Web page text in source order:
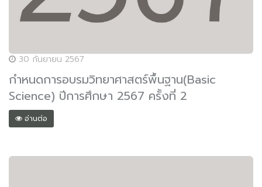
30 กันยายน 2567
กำหนดการอบรมวิทยาศาสตร์พื้นฐาน(Basic
Science) ปีการศึกษา 2567 ครั้งที่ 2
อ่านต่อ